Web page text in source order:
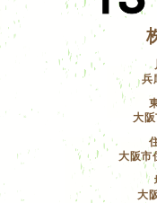
兵
大
大阪市
大